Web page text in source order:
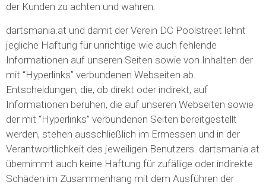
der Kunden zu achten und wahren.
dartsmania.at und damit der Verein DC Poolstreet lehnt
jegliche Haftung für unrichtige wie auch fehlende
Informationen auf unseren Seiten sowie von Inhalten der
mit “Hyperlinks” verbundenen Webseiten ab.
Entscheidungen, die, ob direkt oder indirekt, auf
Informationen beruhen, die auf unseren Webseiten sowie
der mit “Hyperlinks” verbundenen Seiten bereitgestellt
werden, stehen ausschließlich im Ermessen und in der
Verantwortlichkeit des jeweiligen Benutzers. dartsmania.at
übernimmt auch keine Haftung für zufällige oder indirekte
Schäden im Zusammenhang mit dem Ausführen der